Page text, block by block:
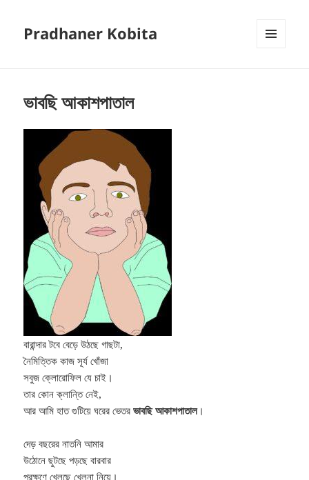
Pradhaner Kobita
ভাবছি আকাশপাতাল
বারান্দার টবে বেড়ে উঠছে গাছটা,
নৈমিত্তিক কাজ সূর্য খোঁজা
সবুজ ক্লোরোফিল যে চাই।
তার কোন ক্লান্তি নেই,
আর আমি হাত গুটিয়ে ঘরের ভেতরভাবছি আকাশপাতাল।
দেড় বছরের নাতনি আমার
উঠোনে ছুটছে পড়ছে বারবার
পরক্ষণে খেলছে খেলনা নিয়ে।